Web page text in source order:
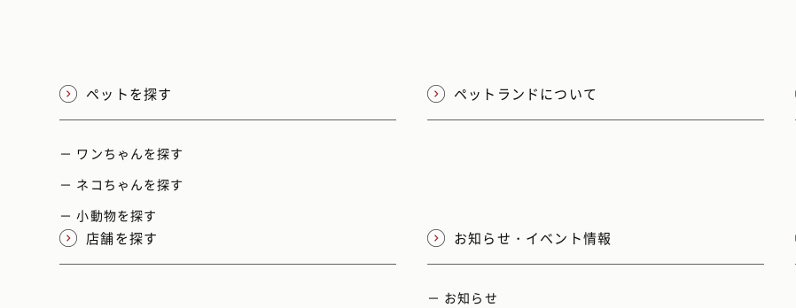
ペットを探す
－ ワンちゃんを探す
－ ネコちゃんを探す
－ 小動物を探す
ペットランドについて
店舗を探す お知らせ・イベント情報
－ お知らせ